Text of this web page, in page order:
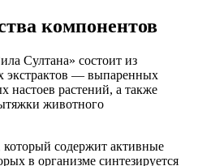
компонентов
Султана» состоит из
экстрактов — выпаренных
настоев растений, а также
животного
который содержит активные
в организме синтезируется